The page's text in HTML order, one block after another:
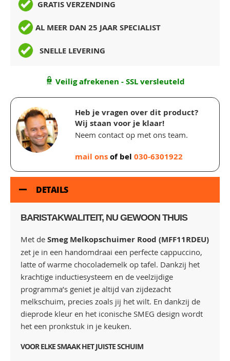
GRATIS VERZENDING
AL MEER DAN 25 JAAR SPECIALIST
SNELLE LEVERING
Veilig afrekenen - SSL versleuteld
Heb je vragen over dit product?
Wij staan voor je klaar!
Neem contact op met ons team.
mail onsof bel 030-6301922
DETAILS
BARISTAKWALITEIT, NU GEWOON THUIS
Met de Smeg Melkopschuimer Rood (MFF11RDEU)
zet je in een handomdraai een perfecte cappuccino,
latte of warme chocolademelk op tafel. Dankzij het
krachtige inductiesysteem en de veelzijdige
programma’s geniet je altijd van zijdezacht
melkschuim, precies zoals jij het wilt. En dankzij de
dieprode kleur en het iconische SMEG design wordt
het een pronkstuk in je keuken.
VOOR ELKE SMAAK HET JUISTE SCHUIM